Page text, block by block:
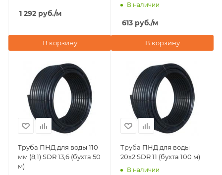
1 292 руб./м
В корзину
В наличии
613 руб./м
В корзину
Труба ПНД для воды 110
мм (8,1) SDR 13,6 (бухта 50
м)
Труба ПНД для воды
20х2 SDR 11 (бухта 100 м)
В наличии